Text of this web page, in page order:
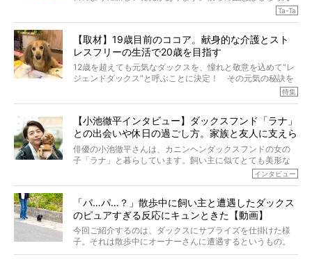
のこと、「食事」に関することも同じです。昔の犬は25年
代の犬の食事は“ある重要な栄養”が不足しがちになっている
というのです。
それを効率よくおぎなってくれるのが、コラーゲン！ そ
こでわたしたちは、純度100%の犬用コラーゲンサプリ
『Ta-Ta(タータ)』を作りました！
愛犬家の83％が「健康維持を実感した」と評判のTa-Ta(タ
か届きますように。
Ta-Ta
【取材】19歳目前のココア。献身的な介護とスト
レスフリーの生活で20歳を目指す
12歳を超えても元気なダックスを、憧れと敬意を込めて“レ
ジェンドダックス”と呼ぶことに決定！ その元気の秘訣を
オーナーさんに伺うのが、特集『レジェンドダックスの肖
く」というオーナーさんのポリシーのもと、甘やかさずに
育てられ、18歳になるまで定期検査すらしたことがなかっ
たというココアくん。果たしてその長生きの秘訣とは。
特集
【小池徹平インタビュー】ダックスフンド「ラナ」
との出会いや休日の過ごし方。家族と友人に支えら
れてー
俳優の小池徹平さんは、カニンヘンダックスフンドの女の
子「ラナ」と暮らしています。飼い主に似てとても美形な
ラナは、現在８才。小池さんのインスタグラムでは、ラナ
ケメンから愛されているラナは、去年の誕生日に小池さん
からプレゼントしてもらったハーネスをつけて撮影に参加
してくれました。
インタビュー
「パ…パ…？」散歩中に飼い主と遭遇したダックス
のピュアすぎる反応にキュンときた【動画】
今回ご紹介するのは、ダックスにサプライズを仕掛けた様
子。それは散歩中にオーナーさんに遭遇するというもの。
戸惑って歩きを止めたり、すぐに気付いて追いかけたり、